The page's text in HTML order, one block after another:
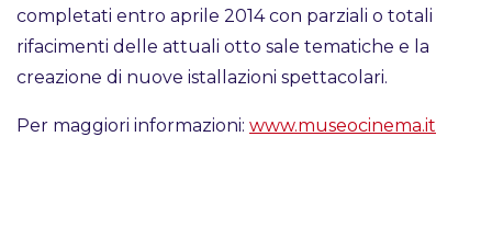
completati entro aprile 2014 con parziali o totali
rifacimenti delle attuali otto sale tematiche e la
creazione di nuove istallazioni spettacolari.
Per maggiori informazioni: www.museocinema.it